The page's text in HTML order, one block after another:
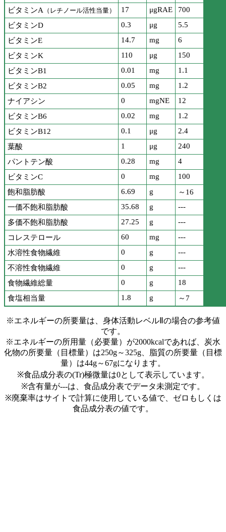
ビタミンA （レチノール活性当量） 17 μgRAE
700
ビタミンD
0.3 μg
5.5
ビタミンE
14.7 mg
6
ビタミンK
110 μg
150
ビタミンB1
0.01 mg
1.1
ビタミンB2
0.05 mg
1.2
ナイアシン
0 mgNE
12
ビタミンB6
0.02 mg
1.2
ビタミンB12
0.1 μg
2.4
葉酸
1 μg
240
パントテン酸
0.28 mg
4
ビタミンC
0 mg
100
飽和脂肪酸
6.69 g
～16
一価不飽和脂肪酸
35.68 g
---
多価不飽和脂肪酸
27.25 g
---
コレステロール
60 mg
---
水溶性食物繊維
0 g
---
不溶性食物繊維
0 g
---
食物繊維総量
0 g
18
食塩相当量
1.8 g ～7
※エネルギーの所要量は、身体活動レベルⅡの場合の参考値
です。
※エネルギーの所用量（必要量）が2000kcalであれば、炭水
化物の所要量（目標量）は250g～325g、脂質の所要量（目標
量）は44g～67gになります。
※食品成分表の(Tr)極微量は0として表示しています。
※含有量が---は、食品成分表でデータ未測定です。
※廃棄率はサイトで計算に使用している値で、ゼロもしくは
食品成分表の値です。